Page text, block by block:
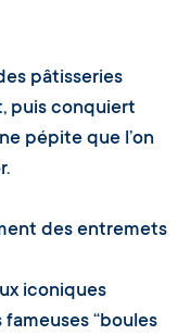
pâtisseries
puis conquiert
pépite que l’on
des entremets
iconiques
“boules